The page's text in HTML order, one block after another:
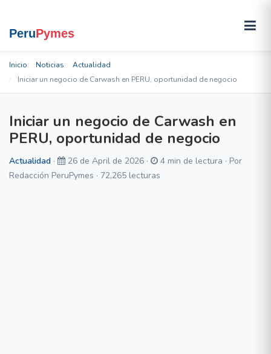
Inicio Noticias
Actualidad
Iniciar un negocio de Carwash en PERU, oportunidad de negocio
Iniciar un negocio de Carwash en
PERU, oportunidad de negocio
Actualidad · 26 de April de 2026 ·
4 min de lectura · Por
Redacción PeruPymes · 72,265 lecturas